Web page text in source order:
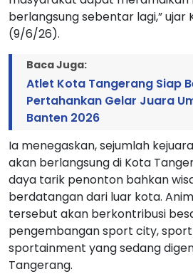
berlangsung sebentar lagi,” ujar
(9/6/26).
Baca Juga:
Atlet Kota Tangerang Siap
Pertahankan Gelar Juara
Banten 2026
Ia menegaskan, sejumlah
akan berlangsung di Kota
daya tarik penonton bahkan
berdatangan dari luar kota.
tersebut akan berkontribusi
pengembangan sport city,
sportainment yang sedang
Tangerang.